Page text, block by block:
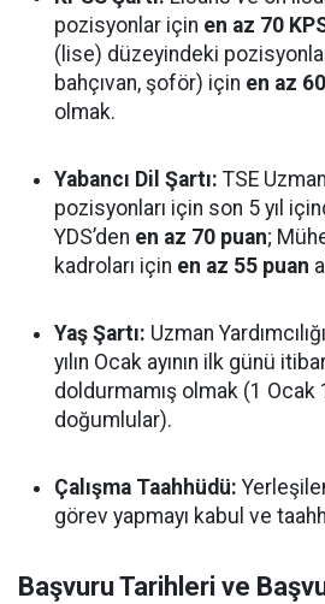
pozisyonlar için en az 70
(lise) düzeyindeki
bahçıvan, şoför) için en az
olmak.
Yabancı Dil Şartı: TSE Uzman
pozisyonları için son 5 yıl
YDS’den en az 70 puan;
kadroları için en az 55 puan
Yaş Şartı: Uzman
yılın Ocak ayının ilk günü
doldurmamış olmak (1 Ocak
doğumlular).
Çalışma Taahhüdü:
görev yapmayı kabul ve
Başvuru Tarihleri ve